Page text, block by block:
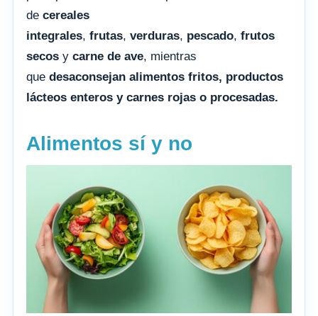
de cereales
integrales, frutas, verduras, pescado, frutos
secos y carne de ave, mientras
que desaconsejan alimentos fritos, productos
lácteos enteros y carnes rojas o procesadas.
Alimentos sí y no